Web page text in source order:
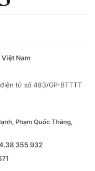
Nam
tử số 483/GP-BTTTT
Phạm Quốc Thắng,
355 932